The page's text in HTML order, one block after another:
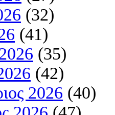
(32)
(41)
(35)
(42)
2026 (40)